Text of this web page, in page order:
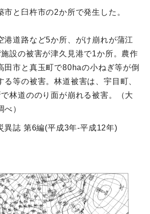
市と臼杵市の2か所で発生した。
港道路など5か所、がけ崩れが蒲江
設の被害が津久見港で1か所。農作
田市と真玉町で80haの小ねぎ等が倒
る等の被害。林道被害は、宇目町、
林道ののり面が崩れる被害。（大
）
異誌 第6編(平成3年-平成12年)